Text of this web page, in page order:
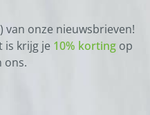
van onze nieuwsbrieven!
is krijg je 10% korting op
ons.